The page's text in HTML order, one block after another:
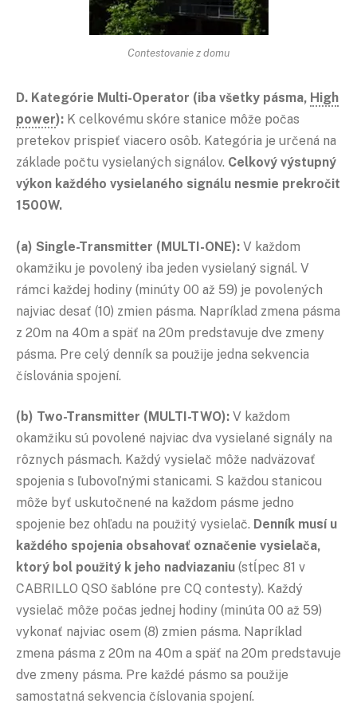
Contestovanie z domu
D. Kategórie Multi-Operator (iba všetky pásma, High
power): K celkovému skóre stanice môže počas
pretekov prispieť viacero osôb. Kategória je určená na
základe počtu vysielaných signálov. Celkový výstupný
výkon každého vysielaného signálu nesmie prekročit
1500W.
(a) Single-Transmitter (MULTI-ONE): V každom
okamžiku je povolený iba jeden vysielaný signál. V
rámci každej hodiny (minúty 00 až 59) je povolených
najviac desať (10) zmien pásma. Napríklad zmena pásma
z 20m na 40m a späť na 20m predstavuje dve zmeny
pásma. Pre celý denník sa použije jedna sekvencia
číslovánia spojení.
(b) Two-Transmitter (MULTI-TWO): V každom
okamžiku sú povolené najviac dva vysielané signály na
rôznych pásmach. Každý vysielač môže nadväzovať
spojenia s ľubovoľnými stanicami. S každou stanicou
môže byť uskutočnené na každom pásme jedno
spojenie bez ohľadu na použitý vysielač. Denník musí u
každého spojenia obsahovať označenie vysielača,
ktorý bol použitý k jeho nadviazaniu (stĺpec 81 v
CABRILLO QSO šablóne pre CQ contesty). Každý
vysielač môže počas jednej hodiny (minúta 00 až 59)
vykonať najviac osem (8) zmien pásma. Napríklad
zmena pásma z 20m na 40m a späť na 20m predstavuje
dve zmeny pásma. Pre každé pásmo sa použije
samostatná sekvencia číslovania spojení.